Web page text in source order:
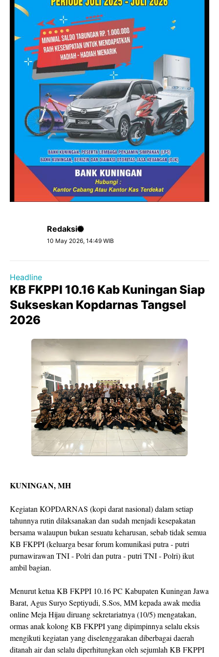
Redaksi
10 May 2026, 14:49 WIB
Headline
KB FKPPI 10.16 Kab Kuningan Siap
Sukseskan Kopdarnas Tangsel
2026
KUNINGAN, MH
Kegiatan KOPDARNAS (kopi darat nasional) dalam setiap
tahunnya rutin dilaksanakan dan sudah menjadi kesepakatan
bersama walaupun bukan sesuatu keharusan, sebab tidak semua
KB FKPPI (keluarga besar forum komunikasi putra - putri
purnawirawan TNI - Polri dan putra - putri TNI - Polri) ikut
ambil bagian.
Menurut ketua KB FKPPI 10.16 PC Kabupaten Kuningan Jawa
Barat, Agus Suryo Septiyudi, S.Sos, MM kepada awak media
online Meja Hijau diruang sekretariatnya (10/5) mengatakan,
ormas anak kolong KB FKPPI yang dipimpinnya selalu eksis
mengikuti kegiatan yang diselenggarakan diberbagai daerah
ditanah air dan selalu diperhitungkan oleh sejumlah KB FKPPI